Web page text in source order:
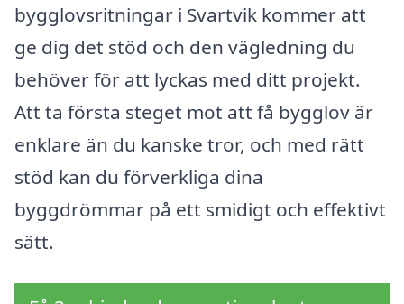
bygglovsritningar i Svartvik kommer att
ge dig det stöd och den vägledning du
behöver för att lyckas med ditt projekt.
Att ta första steget mot att få bygglov är
enklare än du kanske tror, och med rätt
stöd kan du förverkliga dina
byggdrömmar på ett smidigt och effektivt
sätt.